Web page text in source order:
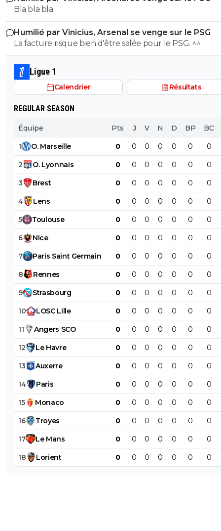
l'instant, ???
Bla bla bla
Humilié par Vinicius, Arsenal se venge sur le PSG
La facture risque bien d'être salée pour le PSG. ^^
Ligue 1
Calendrier Résultats
REGULAR SEASON
Équipe Pts J V N D BP BC
1 O. Marseille 0 0 0 0 0 0 0
2 O. Lyonnais 0 0 0 0 0 0 0
3 Brest 0 0 0 0 0 0 0
4 Lens 0 0 0 0 0 0 0
5 Toulouse 0 0 0 0 0 0 0
6 Nice 0 0 0 0 0 0 0
7 Paris Saint Germain 0 0 0 0 0 0 0
8 Rennes 0 0 0 0 0 0 0
9 Strasbourg 0 0 0 0 0 0 0
10 LOSC Lille 0 0 0 0 0 0 0
11 Angers SCO 0 0 0 0 0 0 0
12 Le Havre 0 0 0 0 0 0 0
13 Auxerre 0 0 0 0 0 0 0
14 Paris 0 0 0 0 0 0 0
15 Monaco 0 0 0 0 0 0 0
16 Troyes 0 0 0 0 0 0 0
17 Le Mans 0 0 0 0 0 0 0
18 Lorient 0 0 0 0 0 0 0